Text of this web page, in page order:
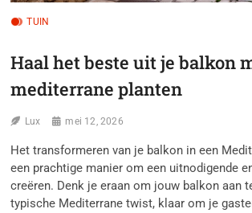
TUIN
Haal het beste uit je balkon
mediterrane planten
Lux mei 12, 2026
Het transformeren van je balkon in een
een prachtige manier om een uitnodigende
creëren. Denk je eraan om jouw balkon aan
typische Mediterrane twist, klaar om je